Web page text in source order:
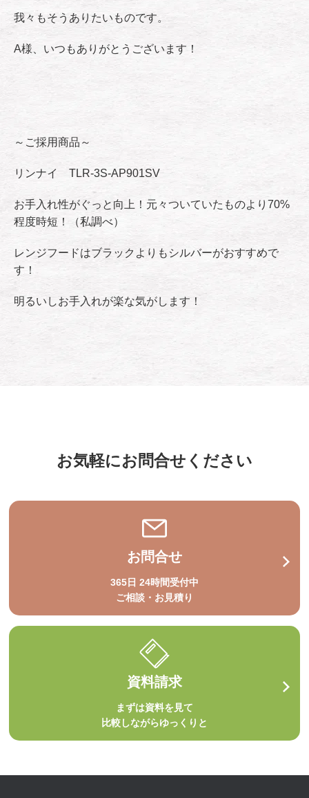
我々もそうありたいものです。
A様、いつもありがとうございます！
～ご採用商品～
リンナイ TLR-3S-AP901SV
お手入れ性がぐっと向上！元々ついていたものより70%
程度時短！（私調べ）
レンジフードはブラックよりもシルバーがおすすめで
す！
明るいしお手入れが楽な気がします！
お気軽にお問合せください
お問合せ
365日 24時間受付中
ご相談・お見積り
資料請求
まずは資料を見て
比較しながらゆっくりと